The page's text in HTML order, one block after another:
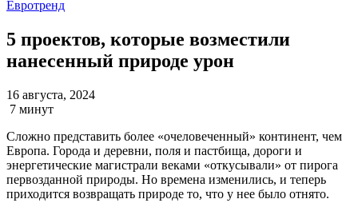
Евротренд
5 проектов, которые возместили
нанесенный природе урон
16 августа, 2024
7 минут
Сложно представить более «очеловеченный» континент, чем
Европа. Города и деревни, поля и пастбища, дороги и
энергетические магистрали веками «откусывали» от пирога
первозданной природы. Но времена изменились, и теперь
приходится возвращать природе то, что у нее было отнято.